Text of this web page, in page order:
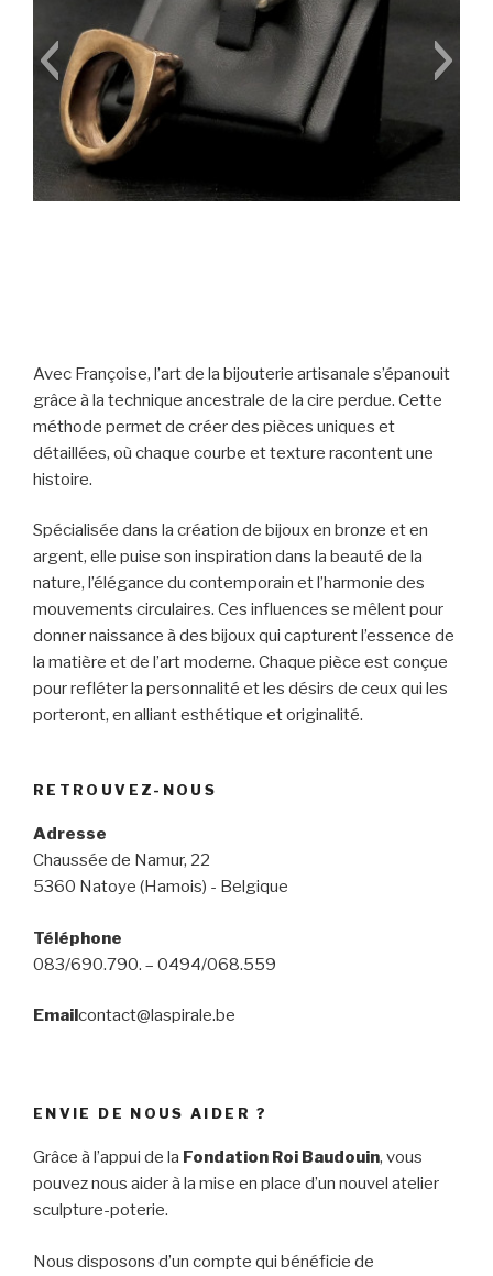
Avec Françoise, l’art de la bijouterie artisanale s’épanouit
grâce à la technique ancestrale de la cire perdue. Cette
méthode permet de créer des pièces uniques et
détaillées, où chaque courbe et texture racontent une
histoire.
Spécialisée dans la création de bijoux en bronze et en
argent, elle puise son inspiration dans la beauté de la
nature, l’élégance du contemporain et l’harmonie des
mouvements circulaires. Ces influences se mêlent pour
donner naissance à des bijoux qui capturent l’essence de
la matière et de l’art moderne. Chaque pièce est conçue
pour refléter la personnalité et les désirs de ceux qui les
porteront, en alliant esthétique et originalité.
RETROUVEZ-NOUS
Adresse
Chaussée de Namur, 22
5360 Natoye (Hamois) - Belgique
Téléphone
083/690.790. – 0494/068.559
Email contact@laspirale.be
ENVIE DE NOUS AIDER ?
Grâce à l’appui de la Fondation Roi Baudouin, vous
pouvez nous aider à la mise en place d’un nouvel atelier
sculpture-poterie.
Nous disposons d’un compte qui bénéficie de